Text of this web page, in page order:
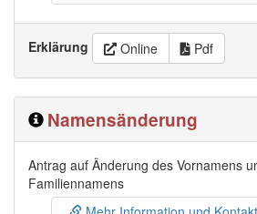
Erklärung Online Pdf
Namensänderung
Antrag auf Änderung des Vornamens
Familiennamens